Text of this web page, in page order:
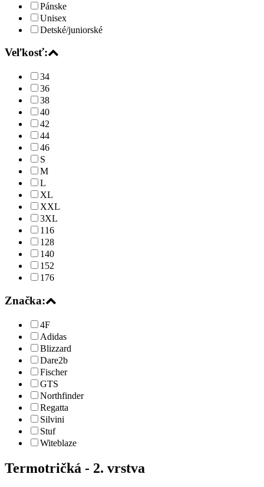
Pánske
Unisex
Detské/juniorské
Veľkosť:
34
36
38
40
42
44
46
S
M
L
XL
XXL
3XL
116
128
140
152
176
Značka:
4F
Adidas
Blizzard
Dare2b
Fischer
GTS
Northfinder
Regatta
Silvini
Stuf
Witeblaze
Termotričká - 2. vrstva